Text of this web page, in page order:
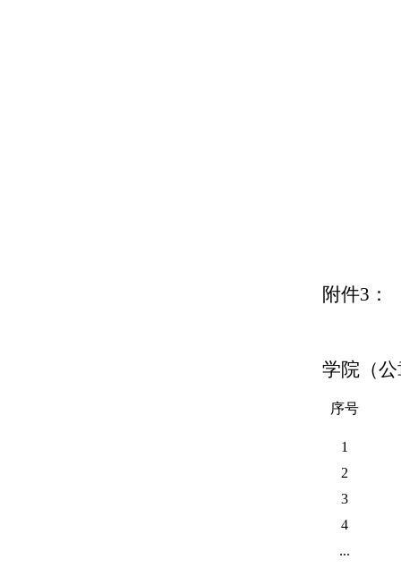
附件3 ：
学院（
序号
1
2
3
4
...